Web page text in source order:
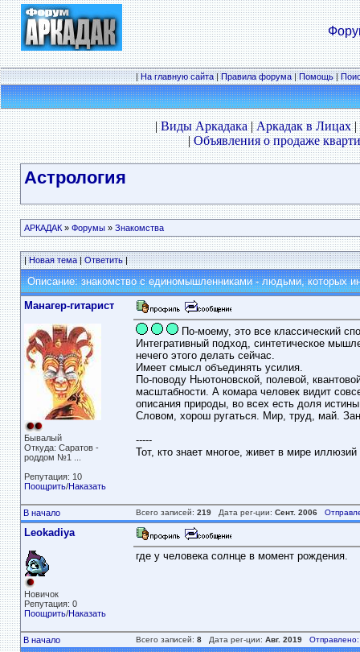
|На главную сайта|Правила форума|Помощь|
|Виды Аркадака|Аркадак в Лицах|
|Объявления о продаже
Астрология
АРКАДАК» Форумы» Знакомства
|Новая тема|Ответить|
Описание: знакомство с единомышленниками - людьми, которых
Манагер-гитарист
Бывалый
Откуда: Саратов -
роддом №1 ...
Репутация: 10
Поощрить/Наказать
По-моему, это все классический
Интегративный подход, синтетическое
нечего этого делать сейчас.
Имеет смысл объединять усилия.
По-поводу Ньютоновской, полевой,
масштабности. А комара человек видит
описания природы, во всех есть доля
Словом, хорош ругаться. Мир, труд, май.
-----
Тот, кто знает многое, живет в мире
В начало Всего записей: 219Дата рег-ции: Сент. 2006
Leokadiya
Новичок
Репутация: 0
Поощрить/Наказать
где у человека солнце в момент рождения.
В начало Всего записей: 8Дата рег-ции: Авг. 2019 Отправлено: